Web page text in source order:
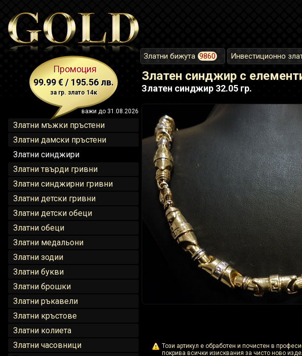
Златни бижута 9860 Инвестиционно
Промоция
99.99 € / 195.56 лв.
за гр. злато 14к
важи до 31.08.2026
Златни мъжки пръстени
Златни дамски пръстени
Златни синджири
Златни твърди гривни
Златни синджирни гривни
Златни детски гривни
Златни детски обеци
Златни обеци
Златни медальони
Златни зодии
Златни букви
Златни брошки
Златни ръкавели
Златни кръстове
Златни колиета
Златни часовници
Златен синджир с
Златен синджир 32.05 гр.
Този артикул е обработен и почистен в
покрива всички изисквания за чисто ново